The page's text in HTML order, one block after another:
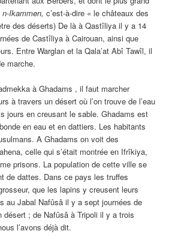
n-Ikammen,c’est-à-dire « le châteaux des
des déserts) De là à Qastîliya il y a 14
de Castîliya à Cairouan, ainsi que
Entre Warglan et la Qala’at Abî Tawîl, il
marche.
à Ghadams , il faut marcher
à travers un désert où l’on trouve de l’eau
jours en creusant le sable. Ghadams est
en eau et en dattiers. Les habitants
A Ghadams on voit des
celle qui s’était montrée en Ifrîkiya,
prisons. La population de cette ville se
de dattes. Dans ce pays les truffes
que les lapins y creusent leurs
au Jabal Nafûsâ il y a sept journées de
désert ; de Nafûsâ à Tripoli il y a trois
l’avons déjà dit.